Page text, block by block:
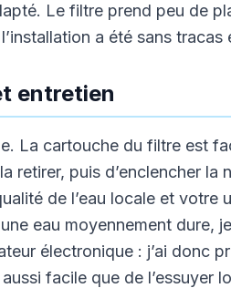
Le filtre prend peu de
a été sans
entretien
La cartouche du filtre est
retirer, puis d’enclencher la
de l’eau locale et votre
eau moyennement dure,
électronique : j’ai donc
facile que de l’essuyer